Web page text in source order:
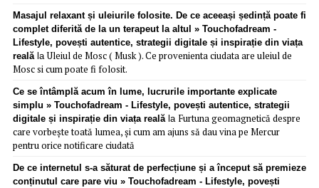
Masajul relaxant și uleiurile folosite. De ce aceeași ședință poate fi
complet diferită de la un terapeut la altul » Touchofadream -
Lifestyle, povești autentice, strategii digitale și inspirație din viața
realălaUleiul de Mosc ( Musk ). Ce provenienta ciudata are uleiul de
Mosc si cum poate fi folosit.
Ce se întâmplă acum în lume, lucrurile importante explicate
simplu » Touchofadream - Lifestyle, povești autentice, strategii
digitale și inspirație din viața realăla Furtuna geomagnetică despre
care vorbește toată lumea, și cum am ajuns să dau vina pe Mercur
pentru orice notificare ciudată
De ce internetul s-a săturat de perfecțiune și a început să premieze
conținutul care pare viu » Touchofadream - Lifestyle, povești